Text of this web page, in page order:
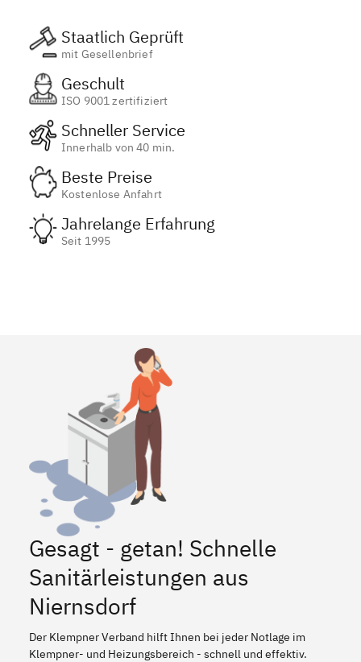
Staatlich Geprüft
mit Gesellenbrief
Geschult
ISO 9001 zertifiziert
Schneller Service
Innerhalb von 40 min.
Beste Preise
Kostenlose Anfahrt
Jahrelange Erfahrung
Seit 1995
Gesagt - getan! Schnelle
Sanitärleistungen aus
Niernsdorf
Der Klempner Verband hilft Ihnen bei jeder Notlage im
Klempner- und Heizungsbereich - schnell und effektiv.